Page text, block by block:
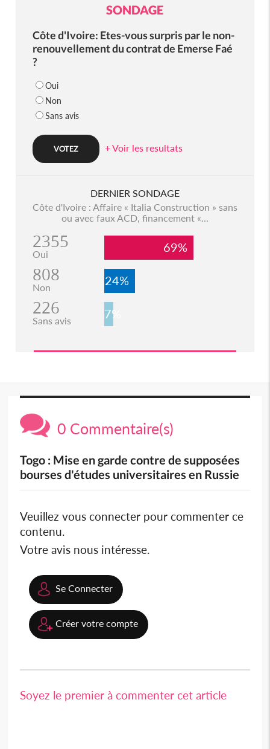
SONDAGE
Côte d'Ivoire: Etes-vous surpris par le non-
renouvellement du contrat de Emerse Faé
?
Oui
Non
Sans avis
+ Voir les resultats
DERNIER SONDAGE
Côte d'Ivoire : Affaire « Italia Construction » sans
ou avec faux ACD, financement «...
2355
Oui 69%
808
Non 24%
226
Sans avis 7%
0 Commentaire(s)
Togo : Mise en garde contre de supposées
bourses d'études universitaires en Russie
Veuillez vous connecter pour commenter ce
contenu.
Votre avis nous intéresse.
Se Connecter
Créer votre compte
Soyez le premier à commenter cet article